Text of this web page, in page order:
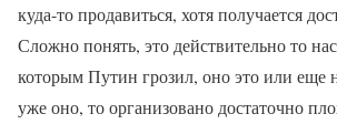
куда-то продавиться, хотя получается
Сложно понять, это действительно то
которым Путин грозил, оно это или еще
уже оно, то организовано достаточно